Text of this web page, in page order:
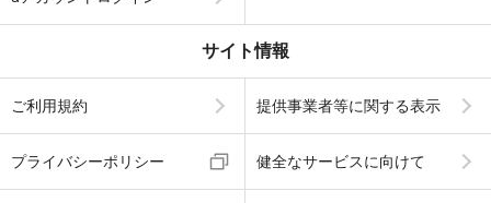
サイト情報
ご利用規約 提供事業者等に関する表示
プライバシーポリシー 健全なサービスに向けて